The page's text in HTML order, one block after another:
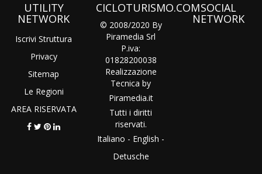
UTILITY
NETWORK
Iscrivi Struttura
Privacy
Sitemap
Le Regioni
AREA RISERVATA
CICLOTURISMO.COM
© 2008/2020 By
Piramedia Srl
P.iva:
01828200038
Realizzazione
Tecnica by
Piramedia.it
Tutti i diritti
riservati.
Italiano - English -
Detusche
SOCIAL
NETWORK